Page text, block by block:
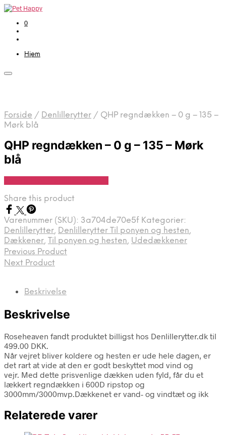
0
Hjem
Forside / Denlillerytter / QHP regndækken – 0 g – 135 –
Mørk blå
QHP regndækken – 0 g – 135 – Mørk
blå
Share this product
Varenummer (SKU): 3a704de70e5f Kategorier:
Denlillerytter, Denlillerytter Til ponyen og hesten,
Dækkener, Til ponyen og hesten, Udedækkener
Previous Product
Next Product
Beskrivelse
Beskrivelse
Roseheaven fandt produktet billigst hos Denlillerytter.dk til
499.00 DKK.
Når vejret bliver koldere og hesten er ude hele dagen, er
det rart at vide at den er godt beskyttet mod vind og
vejr. Med dette prisvenlige dækken uden fyld, får du et
lækkert regndækken i 600D ripstop og
3000mm/3000mvp.Dækkenet er vand- og vindtæt og ikk
Relaterede varer